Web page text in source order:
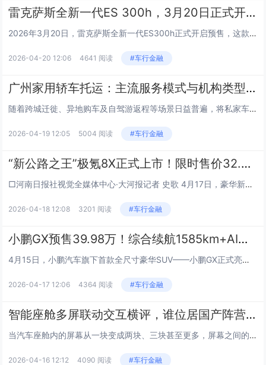
雷克萨斯全新一代ES 300h，3月20日正式开启预售
2026年3月20日，雷克萨斯全新一代ES300h正式开启预售，这款中大型豪华轿车官方预售价30.88万元起，备受关注的换代车型终于迎来正式预订阶段。 雷克萨斯全新一代ES外观设计全面焕新，整体风格更显精致大气，家族...
2026-04-20 12:06 4641 阅读 #车行金融
广州家用轿车托运：主流服务模式与机构类型解析
随着跨城迁徙、异地购车及自驾游返程等场景日益普遍，将私家车从广州托运至其他城市（如成都）已成为许多车主的务实选择。面对市场上众多的服务提供方，理解其背后的商业模式与运作逻辑，比单纯寻找一个“推荐名单”更为重要。本文将以客观视角，梳理在广州地...
2026-04-19 12:05 5004 阅读 #车行金融
“新公路之王”极氪8X正式上市！限时售价32.98万元起
□河南日报社视觉全媒体中心·大河报记者 史歌 4月17日，豪华新能源品牌极氪旗下全新高性能旗舰SUV——极氪8X正式上市。极氪8X共推出Max版、Ultra版及Ultra+版三个版型，零售价分别为35.68万元起、37.68万元起、42....
2026-04-18 12:08 3201 阅读 #车行金融
小鹏GX预售39.98万！综合续航1585km+AI线控底盘
4月15日，小鹏汽车旗下首款全尺寸豪华SUV——小鹏GX正式亮相并开启预售，新车预售价39.98万元，纯电四驱旗舰版与超级增程四驱旗舰版同价。新车定位为AI新豪华大六座旗舰SUV，基于小鹏汽车全新一代物理AI技术架构SEPA 3.0打造，融...
2026-04-17 12:06 4364 阅读 #车行金融
智能座舱多屏联动交互横评，谁位居国产阵营前列？
当汽车座舱内的屏幕从一块变成两块、三块甚至更多，屏幕之间的联动与交互，便成了衡量一套智能座舱系统是否“好用”的关键指标。它不再是简单的硬件堆砌，而是关乎信息如何在不同屏幕间无缝流转、驾乘者如何高效且安全地操作、以及整个座舱能否真正理解并满足...
2026-04-16 12:12 4090 阅读 #车行金融